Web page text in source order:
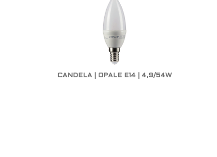
CANDELA | OPALE E14 | 4,9/54W